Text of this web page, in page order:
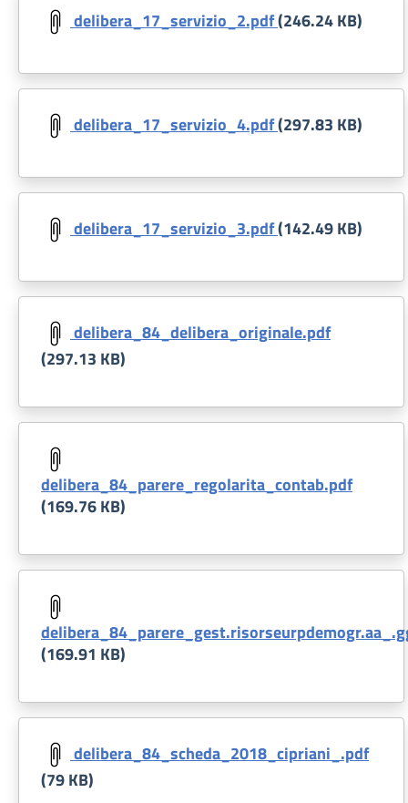
delibera_17_servizio_2.pdf(246.24 KB)
Document
delibera_17_servizio_4.pdf(297.83 KB)
Document
delibera_17_servizio_3.pdf(142.49 KB)
Document
delibera_84_delibera_originale.pdf
(297.13 KB)
Document
delibera_84_parere_regolarita_contab.pdf
(169.76 KB)
Document
(169.91 KB)
Document
delibera_84_scheda_2018_cipriani_.pdf
(79 KB)